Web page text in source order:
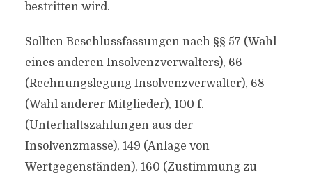
bestritten wird.
Sollten Beschlussfassungen nach §§ 57 (Wahl
eines anderen Insolvenzverwalters), 66
(Rechnungslegung Insolvenzverwalter), 68
(Wahl anderer Mitglieder), 100 f.
(Unterhaltszahlungen aus der
Insolvenzmasse), 149 (Anlage von
Wertgegenständen), 160 (Zustimmung zu